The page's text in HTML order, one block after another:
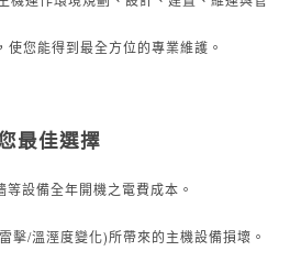
您能得到最全方位的專業維護。
最佳選擇
設備全年開機之電費成本。
雷擊/溫溼度變化)所帶來的主機設備損壞。